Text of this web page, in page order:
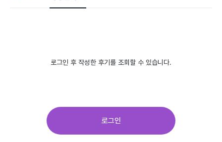
로그인 후 작성한 후기를 조회할 수 있습니다.
로그인